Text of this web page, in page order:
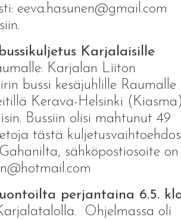
eeva.hasunen@gmail.com
bussikuljetus Karjalaisille
Karjalan Liiton
bussi kesäjuhlille Raumalle
Kerava-Helsinki
Bussiin olisi mahtunut 49
tästä
sähköpostiosoite on
perjantaina 6.5.
Ohjelmassa oli